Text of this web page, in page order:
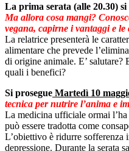
La prima serata (alle 20.30)
Ma allora cosa mangi?
vegana, capirne i vantaggi e
La relatrice presenterà le
alimentare che prevede
di origine animale. E’ salutare?
quali i benefici?
Si prosegue Martedì 10
tecnica per nutrire l’anima e
La medicina ufficiale ormai
può essere tradotta come
L’obiettivo è ridurre sofferenza
depressione. Durante la serata